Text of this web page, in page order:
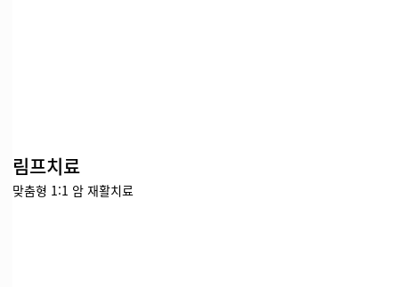
림프치료
맞춤형 1:1 암 재활치료